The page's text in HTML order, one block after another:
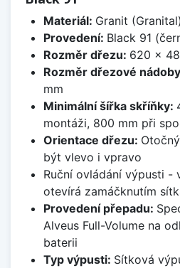
Materiál: Granit (Granital)
Provedení: Black 91
Rozměr dřezu: 620 x
Rozměr dřezové
mm
Minimální šířka skříňky:
montáži, 800 mm při
Orientace dřezu:
být vlevo i vpravo
Ruční ovládání výpusti -
otevírá zamáčknutím
Provedení přepadu:
Alveus Full-Volume na
baterii
Typ výpusti: Sítková